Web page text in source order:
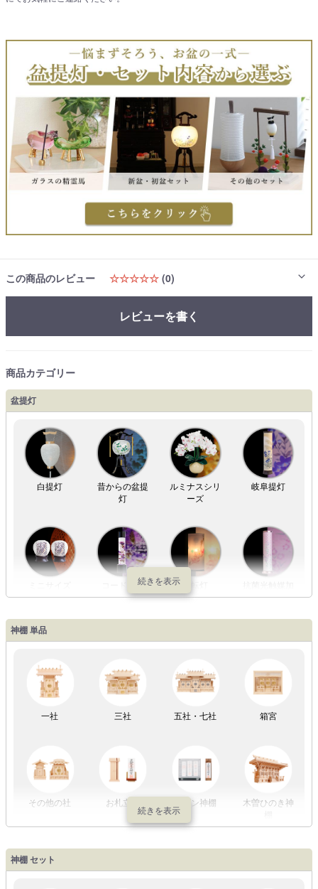
この商品のレビュー ☆☆☆☆☆ (0)
レビューを書く
商品カテゴリー
盆提灯
白提灯
昔からの盆提
灯
ルミナスシリ
ーズ
岐阜提灯
コードレス
工
LED灯 七色LED灯 和紙・絹製 木・竹製
初盆セット 贈るセット 盆提灯単品 一対セット
盆提灯一万円
以内
～2万円
～3万円
以上
神棚 単品
一社 三社 五社・七社 箱宮
その他の社 お札立て モダン神棚
木曽ひのき神
神棚 セット